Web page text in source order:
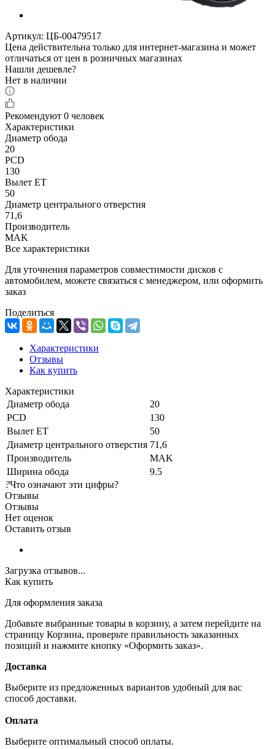
Артикул: ЦБ-00479517
Цена действительна только для интернет-магазина и может
отличаться от цен в розничных магазинах
Нашли дешевле?
Нет в наличии
Рекомендуют 0 человек
Характеристики
Диаметр обода
20
PCD
130
Вылет ET
50
Диаметр центрального отверстия
71,6
Производитель
MAK
Все характеристики
Для уточнения параметров совместимости дисков с
автомобилем, можете связаться с менеджером, или оформить
заказ
Поделиться
Характеристики
Отзывы
Как купить
Характеристики
Диаметр обода
20
PCD
130
Вылет ET
50
Диаметр центрального отверстия 71,6
Производитель
MAK
Ширина обода
9.5
?Что означают эти цифры?
Отзывы
Отзывы
Нет оценок
Оставить отзыв
Загрузка отзывов...
Как купить
Для оформления заказа
Добавьте выбранные товары в корзину, а затем перейдите на
страницу Корзина, проверьте правильность заказанных
позиций и нажмите кнопку «Оформить заказ».
Доставка
Выберите из предложенных вариантов удобный для вас
способ доставки.
Оплата
Выберите оптимальный способ оплаты.